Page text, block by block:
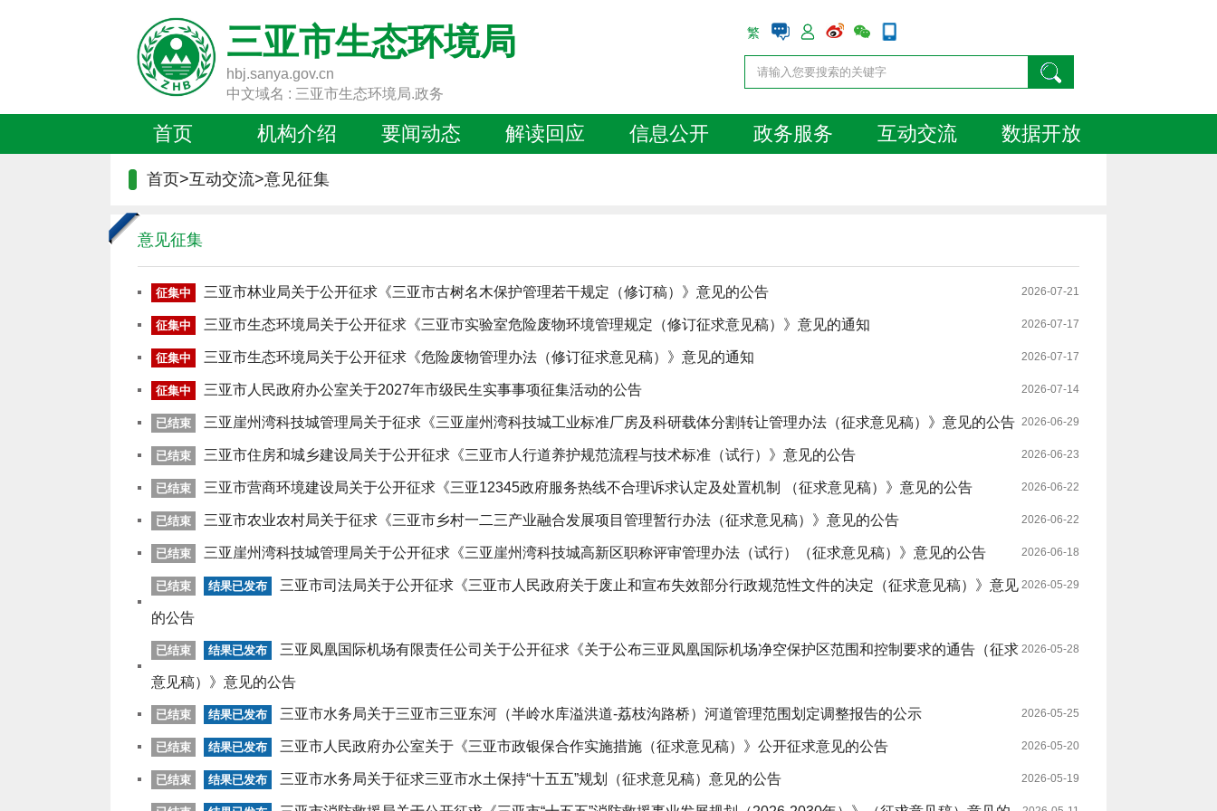
三亚市生态环境局
hbj.sanya.gov.cn
中文域名 : 三亚市生态环境局.政务
繁
首页 机构介绍 要闻动态 解读回应 信息公开 政务服务 互动交流 数据开放
首页>互动交流>意见征集
意见征集
2026-07-21
征集中 三亚市林业局关于公开征求《三亚市古树名木保护管理若干规定（修订稿）》意见的公告
2026-07-17
征集中 三亚市生态环境局关于公开征求《三亚市实验室危险废物环境管理规定（修订征求意见稿）》意见的通知
2026-07-17
征集中 三亚市生态环境局关于公开征求《危险废物管理办法（修订征求意见稿）》意见的通知
2026-07-14
征集中 三亚市人民政府办公室关于2027年市级民生实事事项征集活动的公告
2026-06-29
已结束 三亚崖州湾科技城管理局关于征求《三亚崖州湾科技城工业标准厂房及科研载体分割转让管理办法（征求意见稿）》意见的公告
2026-06-23
已结束 三亚市住房和城乡建设局关于公开征求《三亚市人行道养护规范流程与技术标准（试行）》意见的公告
2026-06-22
已结束 三亚市营商环境建设局关于公开征求《三亚12345政府服务热线不合理诉求认定及处置机制 （征求意见稿）》意见的公告
2026-06-22
已结束 三亚市农业农村局关于征求《三亚市乡村一二三产业融合发展项目管理暂行办法（征求意见稿）》意见的公告
2026-06-18
已结束 三亚崖州湾科技城管理局关于公开征求《三亚崖州湾科技城高新区职称评审管理办法（试行）（征求意见稿）》意见的公告
2026-05-29
已结束 结果已发布 三亚市司法局关于公开征求《三亚市人民政府关于废止和宣布失效部分行政规范性文件的决定（征求意见稿）》意见
的公告
2026-05-28
已结束 结果已发布 三亚凤凰国际机场有限责任公司关于公开征求《关于公布三亚凤凰国际机场净空保护区范围和控制要求的通告（征求
意见稿）》意见的公告
2026-05-25
已结束 结果已发布 三亚市水务局关于三亚市三亚东河（半岭水库溢洪道-荔枝沟路桥）河道管理范围划定调整报告的公示
2026-05-20
已结束 结果已发布 三亚市人民政府办公室关于《三亚市政银保合作实施措施（征求意见稿）》公开征求意见的公告
2026-05-19
已结束 结果已发布 三亚市水务局关于征求三亚市水土保持“十五五”规划（征求意见稿）意见的公告